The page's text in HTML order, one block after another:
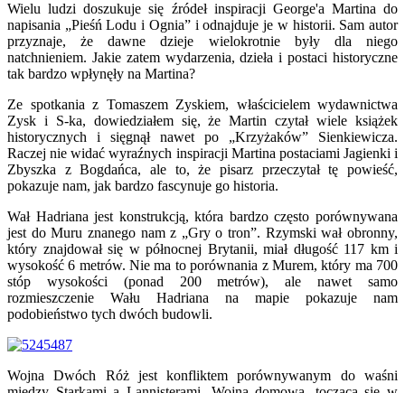
Wielu ludzi doszukuje się źródeł inspiracji George'a Martina do
napisania „Pieśń Lodu i Ognia” i odnajduje je w historii. Sam autor
przyznaje, że dawne dzieje wielokrotnie były dla niego
natchnieniem. Jakie zatem wydarzenia, dzieła i postaci historyczne
tak bardzo wpłynęły na Martina?
Ze spotkania z Tomaszem Zyskiem, właścicielem wydawnictwa
Zysk i S-ka, dowiedziałem się, że Martin czytał wiele książek
historycznych i sięgnął nawet po „Krzyżaków” Sienkiewicza.
Raczej nie widać wyraźnych inspiracji Martina postaciami Jagienki i
Zbyszka z Bogdańca, ale to, że pisarz przeczytał tę powieść,
pokazuje nam, jak bardzo fascynuje go historia.
Wał Hadriana jest konstrukcją, która bardzo często porównywana
jest do Muru znanego nam z „Gry o tron”. Rzymski wał obronny,
który znajdował się w północnej Brytanii, miał długość 117 km i
wysokość 6 metrów. Nie ma to porównania z Murem, który ma 700
stóp wysokości (ponad 200 metrów), ale nawet samo
rozmieszczenie Wału Hadriana na mapie pokazuje nam
podobieństwo tych dwóch budowli.
Wojna Dwóch Róż jest konfliktem porównywanym do waśni